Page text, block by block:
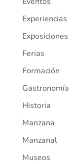
Experiencias
Exposiciones
Ferias
Formación
Gastronomía
Historia
Manzana
Manzanal
Museos